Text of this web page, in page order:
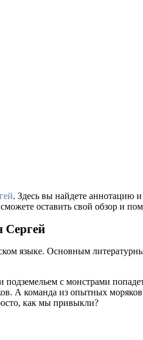
. Здесь вы найдете аннотацию
оставить свой обзор и
Сергей
языке. Основным
с монстрами
А команда из опытных моряков
как мы привыкли?